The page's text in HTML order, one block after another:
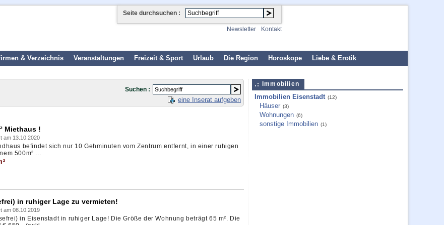
Seite durchsuchen :
Newsletter Kontakt
& Verzeichnis Veranstaltungen Freizeit & Sport Urlaub Die Region Horoskope Liebe & Erotik
Suchen :
eine Inserat aufgeben
Miethaus !
am 13.10.2020
befindet sich nur 10 Gehminuten vom Zentrum entfernt, in einer ruhigen
500m² ...
in ruhiger Lage zu vermieten!
am 08.10.2019
in Eisenstadt in ruhiger Lage! Die Größe der Wohnung beträgt 65 m². Die
Immobilien
Immobilien Eisenstadt (12)
Häuser (3)
Wohnungen (6)
sonstige Immobilien (1)